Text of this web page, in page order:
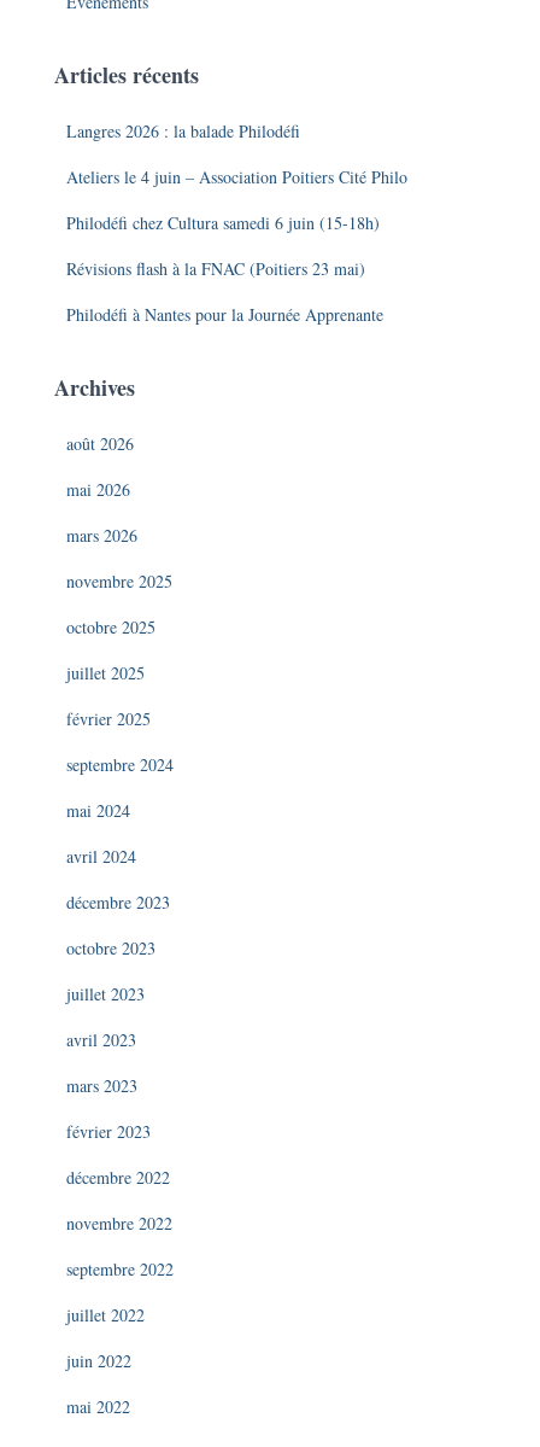
Articles récents
Langres 2026 : la balade Philodéfi
Ateliers le 4 juin – Association Poitiers Cité Philo
Philodéfi chez Cultura samedi 6 juin (15-18h)
Révisions flash à la FNAC (Poitiers 23 mai)
Philodéfi à Nantes pour la Journée Apprenante
Archives
août 2026
mai 2026
mars 2026
novembre 2025
octobre 2025
juillet 2025
février 2025
septembre 2024
mai 2024
avril 2024
décembre 2023
octobre 2023
juillet 2023
avril 2023
mars 2023
février 2023
décembre 2022
novembre 2022
septembre 2022
juillet 2022
juin 2022
mai 2022